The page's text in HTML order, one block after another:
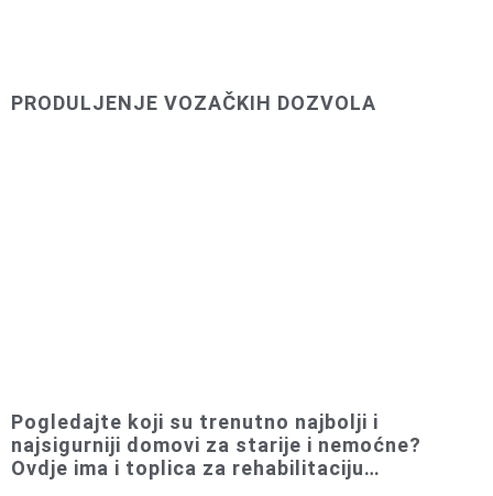
PRODULJENJE VOZAČKIH DOZVOLA
Pogledajte koji su trenutno najbolji i
najsigurniji domovi za starije i nemoćne?
Ovdje ima i toplica za rehabilitaciju…